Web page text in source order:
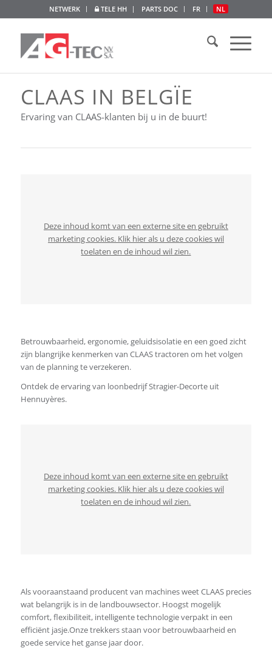
NETWERK TELE HH PARTS DOC FR NL
CLAAS IN BELGÏE
Ervaring van CLAAS-klanten bij u in de buurt!
Deze inhoud komt van een externe site en gebruikt
marketing cookies. Klik hier als u deze cookies wil
toelaten en de inhoud wil zien.
Betrouwbaarheid, ergonomie, geluidsisolatie en een goed zicht
zijn blangrijke kenmerken van CLAAS tractoren om het volgen
van de planning te verzekeren.
Ontdek de ervaring van loonbedrijf Stragier-Decorte uit
Hennuyères.
Deze inhoud komt van een externe site en gebruikt
marketing cookies. Klik hier als u deze cookies wil
toelaten en de inhoud wil zien.
Als vooraanstaand producent van machines weet CLAAS precies
wat belangrijk is in de landbouwsector. Hoogst mogelijk
comfort, flexibiliteit, intelligente technologie verpakt in een
efficiënt jasje.Onze trekkers staan voor betrouwbaarheid en
goede service het ganse jaar door.